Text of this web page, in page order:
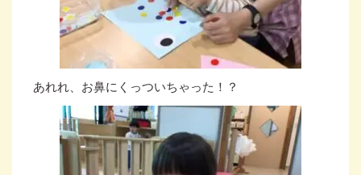
あれれ、お鼻にくっついちゃった！？